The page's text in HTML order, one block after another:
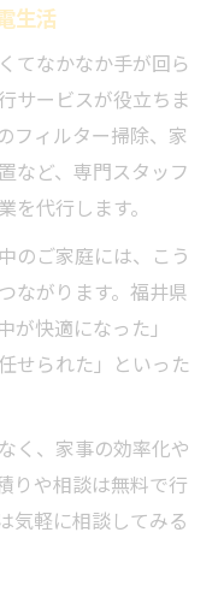
生活
てなかなか手が回ら
サービスが役立ちま
フィルター掃除、家
など、専門スタッフ
代行します。
のご家庭には、こう
ながります。福井県
快適になった」
せられた」といった
く、家事の効率化や
りや相談は無料で行
気軽に相談してみる